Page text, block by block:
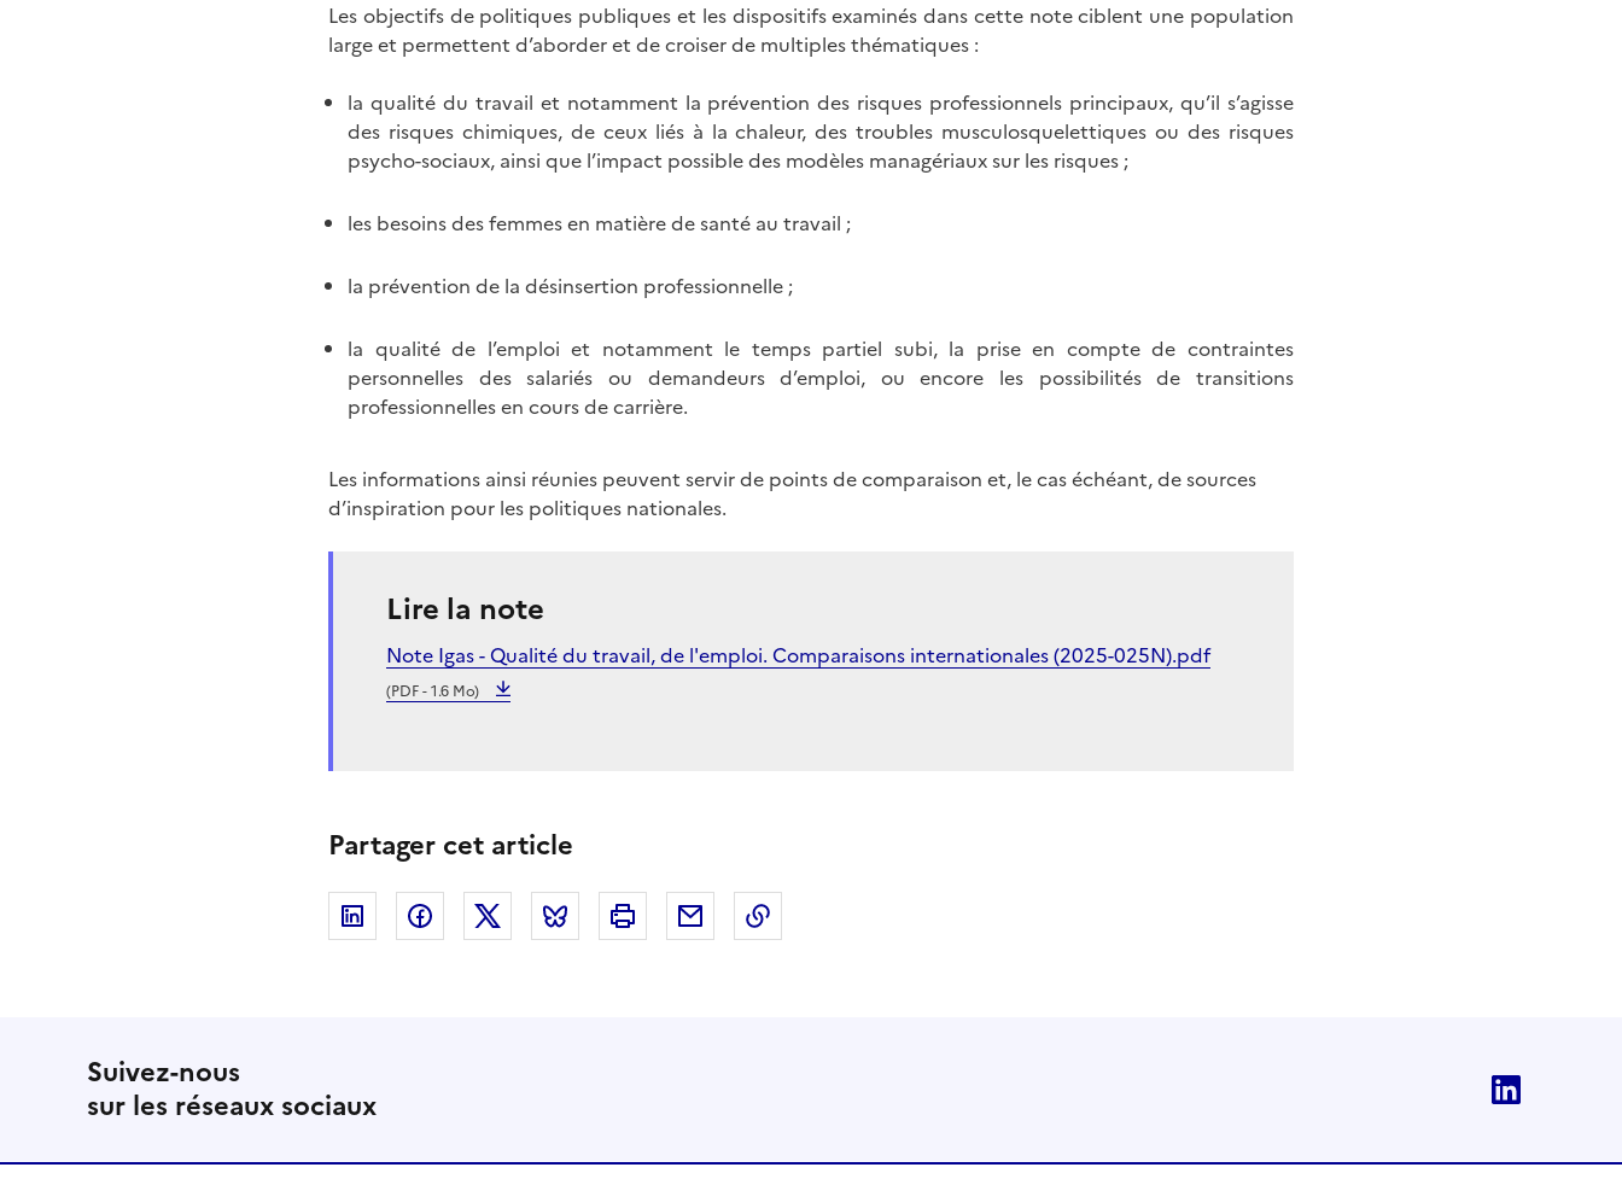
Les objectifs de politiques publiques et les dispositifs examinés dans cette note ciblent une population
large et permettent d’aborder et de croiser de multiples thématiques :
la qualité du travail et notamment la prévention des risques professionnels principaux, qu’il s’agisse
des risques chimiques, de ceux liés à la chaleur, des troubles musculosquelettiques ou des risques
psycho-sociaux, ainsi que l’impact possible des modèles managériaux sur les risques ;
les besoins des femmes en matière de santé au travail ;
la prévention de la désinsertion professionnelle ;
la qualité de l’emploi et notamment le temps partiel subi, la prise en compte de contraintes
personnelles des salariés ou demandeurs d’emploi, ou encore les possibilités de transitions
professionnelles en cours de carrière.
Les informations ainsi réunies peuvent servir de points de comparaison et, le cas échéant, de sources
d’inspiration pour les politiques nationales.
Lire la note
Note Igas - Qualité du travail, de l'emploi. Comparaisons internationales (2025-025N).pdf
(PDF - 1.6 Mo)
Partager cet article
Linkedin FacebookTwitter Bluesky Imprimer Courriel
Suivez-nous
sur les réseaux sociaux